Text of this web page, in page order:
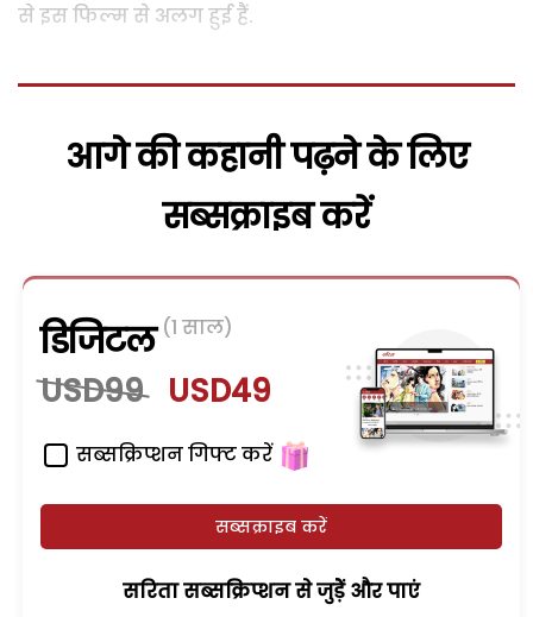
से इस फिल्‍म से अलग हुई हैं.
आगे की कहानी पढ़ने के लिए
सब्सक्राइब करें
डिजिटल (1 साल)
USD99 USD49
सब्सक्रिप्शन गिफ्ट करें
सब्सक्राइब करें
सरिता सब्सक्रिप्शन से जुड़ेें और पाएं